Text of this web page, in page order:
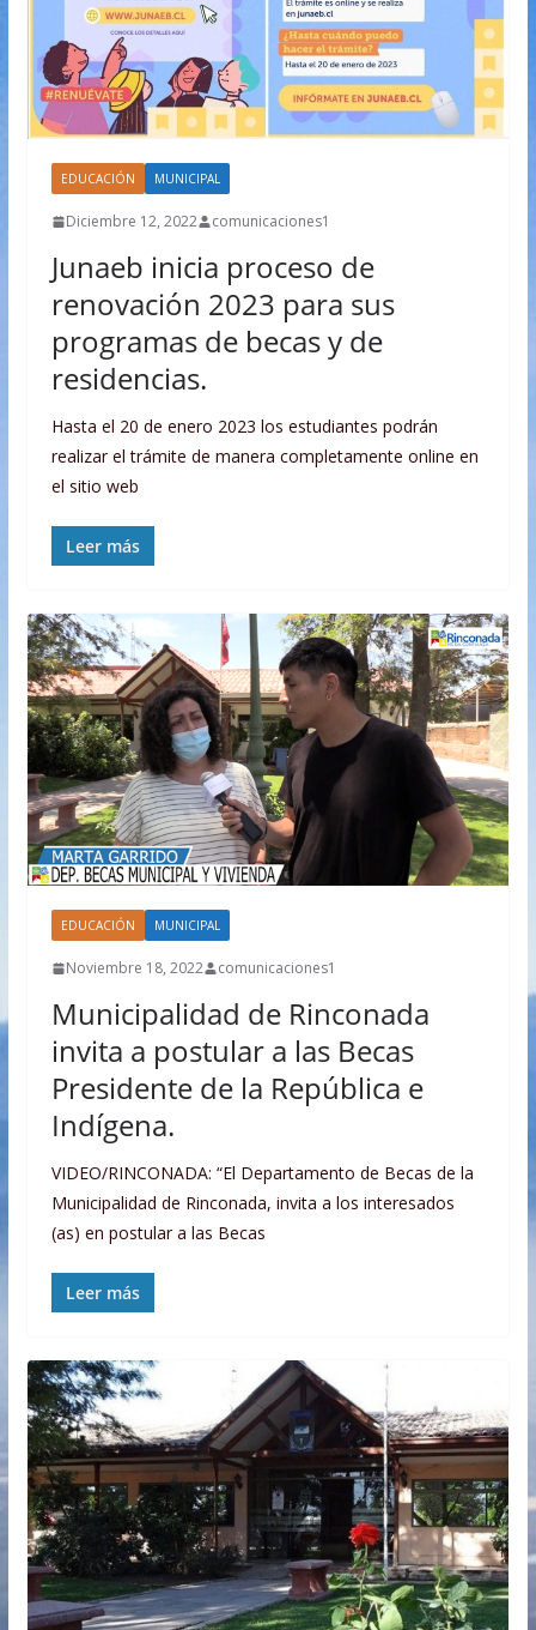
EDUCACIÓN MUNICIPAL
Diciembre 12, 2022 comunicaciones1
Junaeb inicia proceso de
renovación 2023 para sus
programas de becas y de
residencias.
Hasta el 20 de enero 2023 los estudiantes podrán
realizar el trámite de manera completamente online en
el sitio web
Leer más
EDUCACIÓN MUNICIPAL
Noviembre 18, 2022 comunicaciones1
Municipalidad de Rinconada
invita a postular a las Becas
Presidente de la República e
Indígena.
VIDEO/RINCONADA: “El Departamento de Becas de la
Municipalidad de Rinconada, invita a los interesados
(as) en postular a las Becas
Leer más